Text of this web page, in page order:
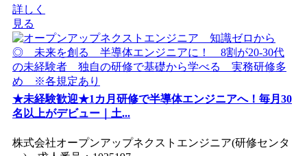
詳しく
見る
★未経験歓迎★1カ月研修で半導体エンジニアへ！毎月30
名以上がデビュー｜土...
株式会社オープンアップネクストエンジニア(研修センタ